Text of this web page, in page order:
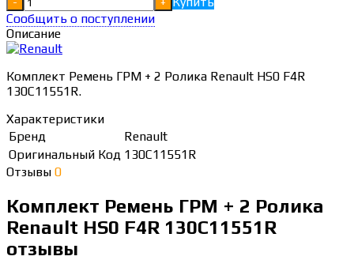
- +
Сообщить о поступлении
Описание
Комплект Ремень ГРМ + 2 Ролика Renault HS0 F4R
130C11551R.
Характеристики
Бренд
Renault
Оригинальный Код 130C11551R
Отзывы 0
Комплект Ремень ГРМ + 2 Ролика
Renault HS0 F4R 130C11551R
отзывы